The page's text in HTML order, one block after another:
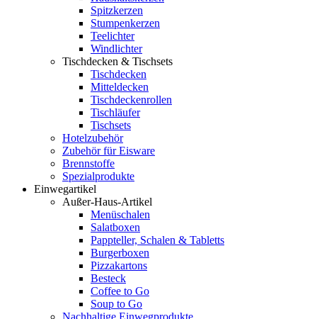
Spitzkerzen
Stumpenkerzen
Teelichter
Windlichter
Tischdecken & Tischsets
Tischdecken
Mitteldecken
Tischdeckenrollen
Tischläufer
Tischsets
Hotelzubehör
Zubehör für Eisware
Brennstoffe
Spezialprodukte
Einwegartikel
Außer-Haus-Artikel
Menüschalen
Salatboxen
Pappteller, Schalen & Tabletts
Burgerboxen
Pizzakartons
Besteck
Coffee to Go
Soup to Go
Nachhaltige Einwegprodukte